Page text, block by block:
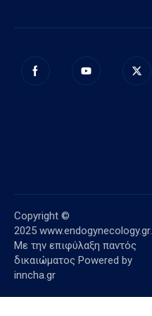
Copyright ©
2025 www.endogynecology.gr.
Με την επιφύλαξη παντός
δικαιώματος Powered by
inncha.gr